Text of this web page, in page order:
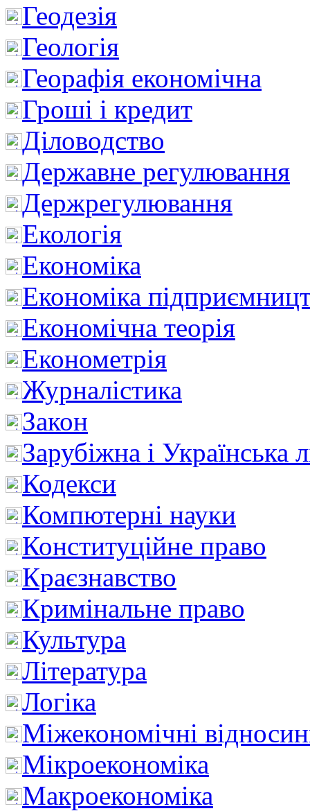
Геодезія
Геологія
Георафія економічна
Гроші і кредит
Діловодство
Державне регулювання
Держрегулювання
Екологія
Економіка
Економіка
Економічна теорія
Економетрія
Журналістика
Закон
Зарубіжна і Українська
Кодекси
Компютерні науки
Конституційне право
Краєзнавство
Кримінальне право
Культура
Література
Логіка
Міжекономічні
Мікроекономіка
Макроекономіка